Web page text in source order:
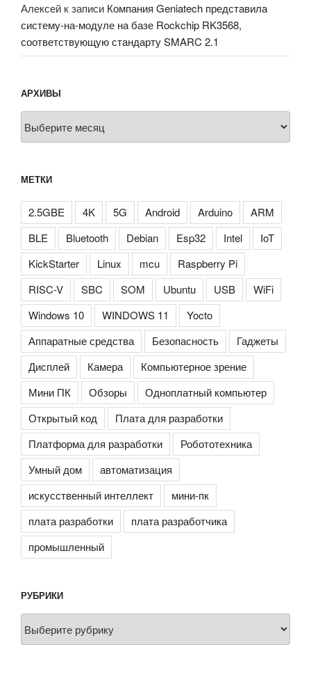
Алексей к записи Компания Geniatech представила
систему-на-модуле на базе Rockchip RK3568,
соответствующую стандарту SMARC 2.1
АРХИВЫ
МЕТКИ
2.5GBE 4K 5G Android Arduino
ARM
BLE
Bluetooth Debian Esp32 Intel
IoT
KickStarter
Linux mcu
Raspberry Pi
RISC-V
SBC SOM Ubuntu USB
WiFi
Windows 10
WINDOWS 11
Yocto
Аппаратные средства
Безопасность
Гаджеты
Дисплей
Камера
Компьютерное зрение
Мини ПК
Обзоры
Одноплатный компьютер
Открытый код
Плата для разработки
Платформа для разработки
Робототехника
Умный дом
автоматизация
искусственный интеллект
мини-пк
плата разработки
плата разработчика
промышленный
РУБРИКИ